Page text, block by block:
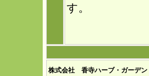
す。
株式会社 香寺ハーブ・ガーデン